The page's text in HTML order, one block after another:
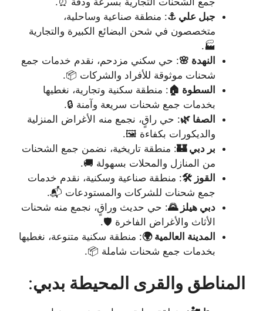
جبل علي ⚓: منطقة صناعية وساحلية،
متخصصون في شحن البضائع الكبيرة والتجارية
🏭.
النهدة 🌸: حي سكني مزدحم، نقدم خدمات جمع
شحنات موثوقة للأفراد والشركات 📦.
السطوة 🏠 : منطقة سكنية وتجارية، نغطيها
بخدمات جمع شحنات سريعة وآمنة 🔒.
الصفا 🌿: حي راقٍ، نجمع منه الأغراض المنزلية
والديكورات بكفاءة 🖼️.
بر دبي 🏰: منطقة تاريخية، نضمن جمع الشحنات
من المنازل والمحلات بسهولة 🚚.
القوز 🛠️: منطقة صناعية وسكنية، نقدم خدمات
جمع شحنات للشركات والمستودعات 📬.
دبي هيلز 🌄: حي حديث وراقٍ، نجمع منه شحنات
الأثاث والأغراض الفاخرة 🛡️.
المدينة العالمية 🌍: منطقة سكنية متنوعة، نغطيها
بخدمات جمع شحنات شاملة 📦.
المناطق والقرى المحيطة بدبي: